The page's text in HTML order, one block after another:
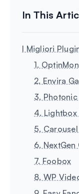
I Migliori
1.
2. Envira
3.
4.
5.
6.
7. Foobox
8. WP